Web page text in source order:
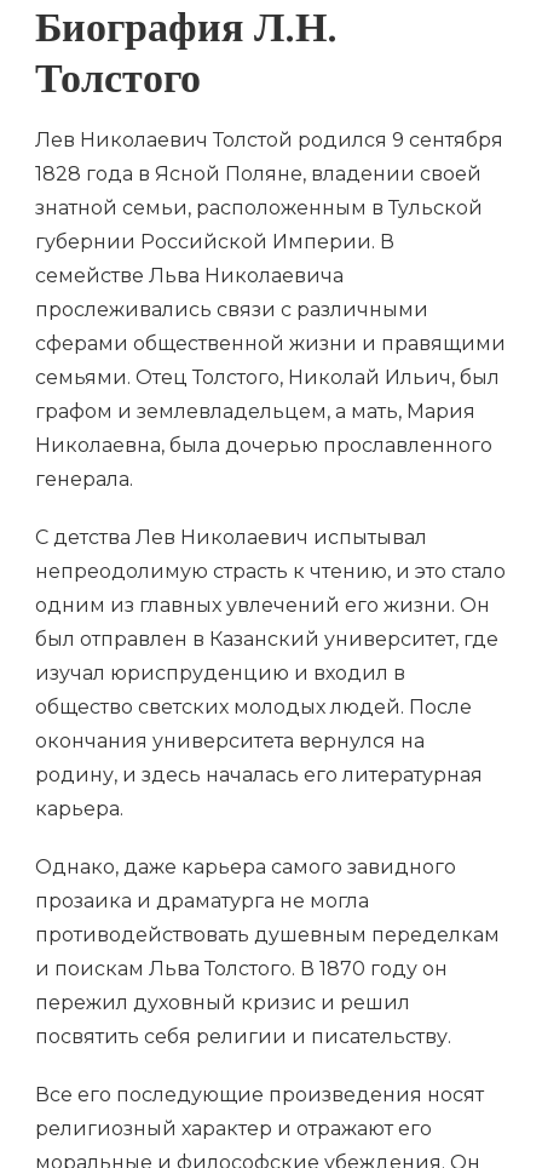
Биография Л.Н.
Толстого
Лев Николаевич Толстой родился 9 сентября
1828 года в Ясной Поляне, владении своей
знатной семьи, расположенным в Тульской
губернии Российской Империи. В
семействе Льва Николаевича
прослеживались связи с различными
сферами общественной жизни и правящими
семьями. Отец Толстого, Николай Ильич, был
графом и землевладельцем, а мать, Мария
Николаевна, была дочерью прославленного
генерала.
С детства Лев Николаевич испытывал
непреодолимую страсть к чтению, и это стало
одним из главных увлечений его жизни. Он
был отправлен в Казанский университет, где
изучал юриспруденцию и входил в
общество светских молодых людей. После
окончания университета вернулся на
родину, и здесь началась его литературная
карьера.
Однако, даже карьера самого завидного
прозаика и драматурга не могла
противодействовать душевным переделкам
и поискам Льва Толстого. В 1870 году он
пережил духовный кризис и решил
посвятить себя религии и писательству.
Все его последующие произведения носят
религиозный характер и отражают его
моральные и философские убеждения. Он